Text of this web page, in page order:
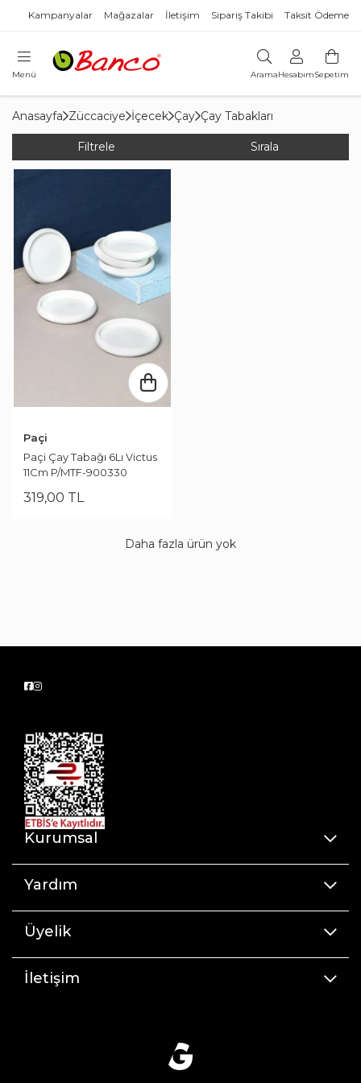
Kampanyalar Mağazalar İletişim Sipariş Takibi Taksit Ödeme
Menü AramaHesabımSepetim
Anasayfa Züccaciye İçecek Çay Çay Tabakları
Filtrele Sırala
Paçi
Paçi Çay Tabağı 6Lı Victus
11Cm P/MTF-900330
319,00 TL
Daha fazla ürün yok
Kurumsal
Yardım
Üyelik
İletişim